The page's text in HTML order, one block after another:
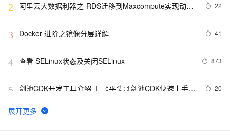
2
阿里云大数据利器之-RDS迁移到Maxcompute实现动态
22
3 Docker 进阶之镜像分层详解 41
4 查看 SELinux状态及关闭SELinux 873
5 剑池CDK开发工具介绍  |  《平头哥剑池CDK快速上手指
20
6 WebAssembly 在 MOSN 中的实践 - 基础框架篇